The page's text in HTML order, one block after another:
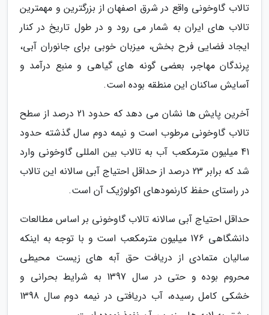
تالاب گاوخونی واقع در شرق اصفهان از بزرگترین و مهمترین
تالاب های ایران به شمار می رود و در طول تاریخ در کنار
ایجاد فضایی فرح بخش، میزبان خوبی برای جانوران آبی،
پرندگان مهاجر، بعضی گونه های گیاهی و منبع درآمد و
آسایش ساکنان این منطقه بوده است.
آخرین پایش ها نشان می دهد که حدود 21 درصد از سطح
تالاب گاوخونی مرطوب است و نیمه دوم سال گذشته حدود
41 میلیون مترمکعب آب به تالاب بین المللی گاوخونی وارد
شد که برابر 23 درصد از حداقل احتیاج آبی سالانه این تالاب
در راستای حفظ کارنمودهای اکولوژیک آن است.
حداقل احتیاج آبی سالانه تالاب گاوخونی بر اساس مطالعات
دانشگاهی 176 میلیون مترمکعب است و با توجه به اینکه
سالیان متمادی از دریافت حق آبه های زیست محیطی
محروم بوده و حتی در سال 1397 به شرایط بحرانی و
خشکی کامل رسیده، آب دریافتی در نیمه دوم سال 1398